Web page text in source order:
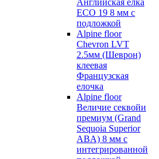
Английская елка
ECO 19 8 мм с
подложкой
Alpine floor
Chevron LVT
2.5мм (Шеврон)
клеевая
Французская
елочка
Alpine floor
Величие секвойи
премиум (Grand
Sequoia Superior
ABA) 8 мм с
интегрированной